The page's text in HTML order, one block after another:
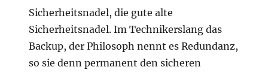
Sicherheitsnadel, die gute alte
Sicherheitsnadel. Im Technikerslang das
Backup, der Philosoph nennt es Redundanz,
so sie denn permanent den sicheren